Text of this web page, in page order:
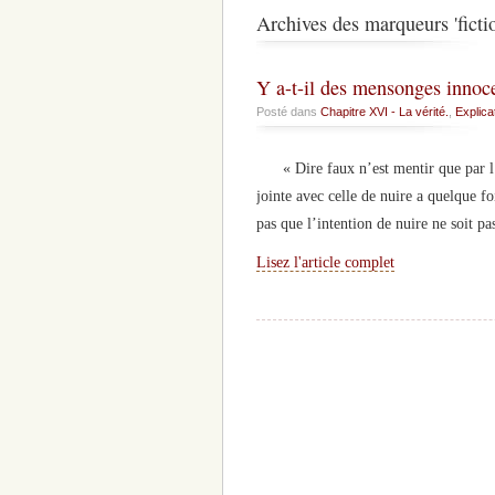
Archives des marqueurs
Y a-t-il des mensonges
Posté dans Chapitre XVI - La vérité.,
« Dire faux n’est mentir que par
jointe avec celle de nuire a quelque
pas que l’intention de nuire ne soit
Lisez l'article complet